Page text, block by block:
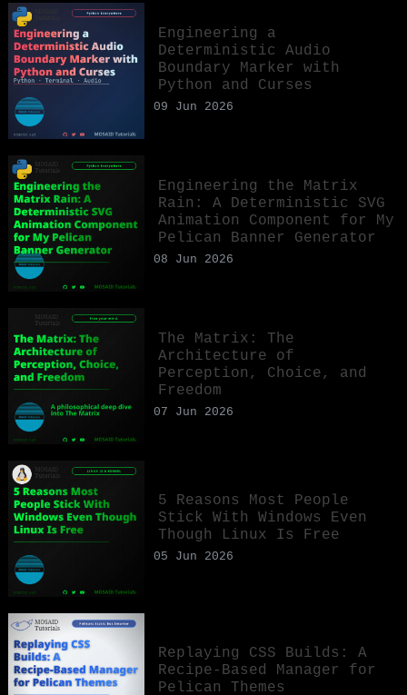
Engineering a
Deterministic Audio
Boundary Marker with
Python and Curses
09 Jun 2026
Engineering the Matrix
Rain: A Deterministic SVG
Animation Component for My
Pelican Banner Generator
08 Jun 2026
The Matrix: The
Architecture of
Perception, Choice, and
Freedom
07 Jun 2026
5 Reasons Most People
Stick With Windows Even
Though Linux Is Free
05 Jun 2026
Replaying CSS Builds: A
Recipe-Based Manager for
Pelican Themes